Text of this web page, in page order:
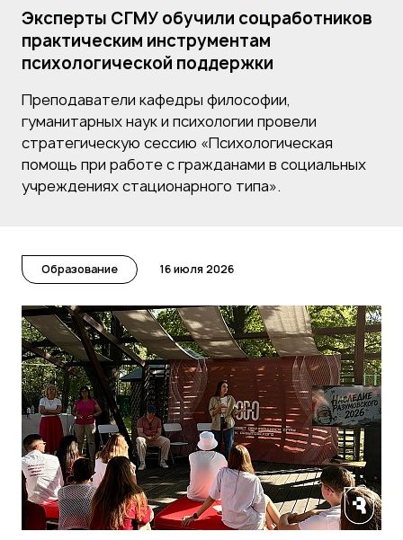
Эксперты СГМУ обучили соцработников
практическим инструментам
психологической поддержки
Преподаватели кафедры философии,
гуманитарных наук и психологии провели
стратегическую сессию «Психологическая
помощь при работе с гражданами в социальных
учреждениях стационарного типа».
Образование 16 июля 2026